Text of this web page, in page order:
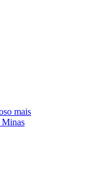
mais
Minas